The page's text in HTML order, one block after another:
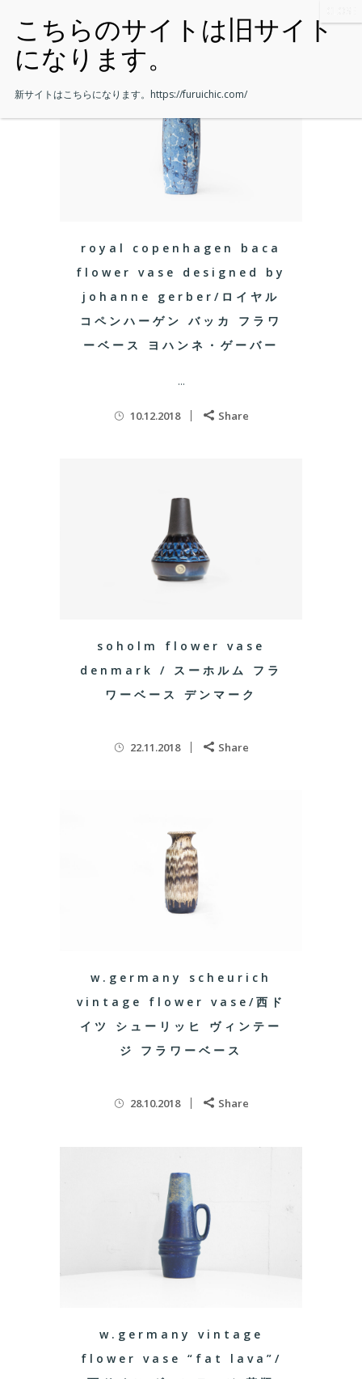
royal copenhagen baca
flower vase designed by
johanne gerber/ロイヤル
コペンハーゲン バッカ フラワ
ーベース ヨハンネ・ゲーバー
...
10.12.2018 Share
soholm flower vase
denmark / スーホルム フラ
ワーベース デンマーク
22.11.2018 Share
w.germany scheurich
vintage flower vase/西ド
イツ シューリッヒ ヴィンテー
ジ フラワーベース
28.10.2018 Share
w.germany vintage
flower vase “fat lava”/
新サイトはこちらになります。 https://furuichic.com/